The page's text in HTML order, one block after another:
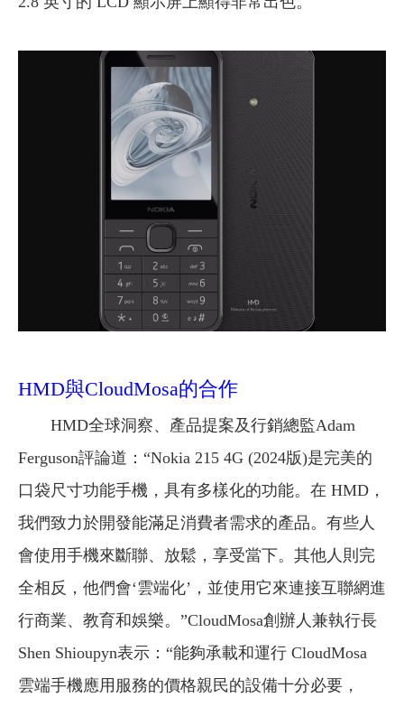
HMD與CloudMosa的合作
HMD全球洞察、產品提案及行銷總監Adam
Ferguson評論道：“Nokia 215 4G (2024版)是完美的
口袋尺寸功能手機，具有多樣化的功能。在 HMD，
我們致力於開發能滿足消費者需求的產品。有些人
會使用手機來斷聯、放鬆，享受當下。其他人則完
全相反，他們會‘雲端化’，並使用它來連接互聯網進
行商業、教育和娛樂。”CloudMosa創辦人兼執行長
Shen Shioupyn表示：“能夠承載和運行 CloudMosa
雲端手機應用服務的價格親民的設備十分必要，